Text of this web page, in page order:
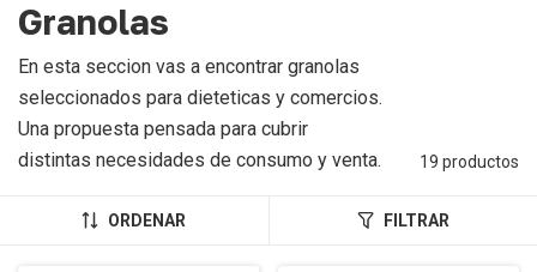
Granolas
En esta seccion vas a encontrar granolas
seleccionados para dieteticas y comercios.
Una propuesta pensada para cubrir
distintas necesidades de consumo y venta.
19 productos
ORDENAR FILTRAR